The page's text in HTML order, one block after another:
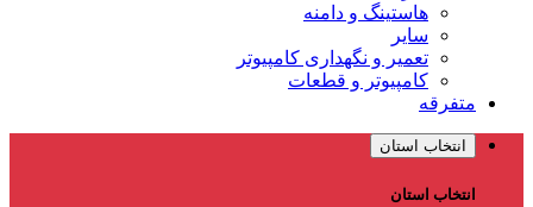
هاستینگ و دامنه
سایر
تعمیر و نگهداری کامپیوتر
کامپیوتر و قطعات
متفرقه
انتخاب استان
انتخاب استان